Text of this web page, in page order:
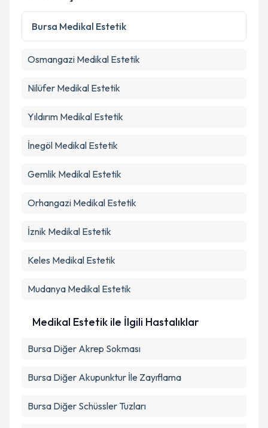
Kişisel verilerimin işlenmesine ilişkinAydınlatma
Metni'ni okudum ve kişisel verilerimin belirtilen
kapsamda işlenmesini kabul ediyorum.
Bursa Medikal Estetik
Osmangazi Medikal Estetik
Nilüfer Medikal Estetik
Yıldırım Medikal Estetik
İnegöl Medikal Estetik
Gemlik Medikal Estetik
Orhangazi Medikal Estetik
İznik Medikal Estetik
Keles Medikal Estetik
Mudanya Medikal Estetik
Medikal Estetik ile İlgili Hastalıklar
Bursa Diğer Akrep Sokması
Bursa Diğer Akupunktur İle Zayıflama
Bursa Diğer Schüssler Tuzları